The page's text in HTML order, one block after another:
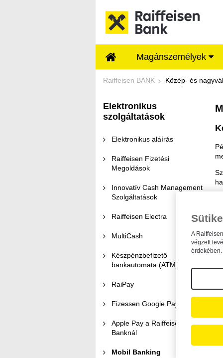
Magánszemélyek
Mobil Banking
Raiffeisen BANK Közép- és
Elektronikus
szolgáltatások
Elektronikus aláírás
Raiffeisen Fizetési
Megoldások
Innovatív Cash Management
Szolgáltatások
Raiffeisen Electra
MultiCash
Készpénzbefizető
bankautomata (ATM)
RaiPay
Fizessen Google Pay-jel
Apple Pay a Raiffeisen
Banknál
Mobil Banking
A
végzett